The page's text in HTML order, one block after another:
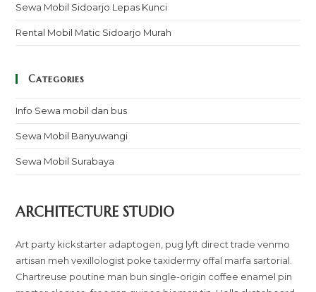
Sewa Mobil Sidoarjo Lepas Kunci
Rental Mobil Matic Sidoarjo Murah
Categories
Info Sewa mobil dan bus
Sewa Mobil Banyuwangi
Sewa Mobil Surabaya
ARCHITECTURE STUDIO
Art party kickstarter adaptogen, pug lyft direct trade venmo
artisan meh vexillologist poke taxidermy offal marfa sartorial.
Chartreuse poutine man bun single-origin coffee enamel pin